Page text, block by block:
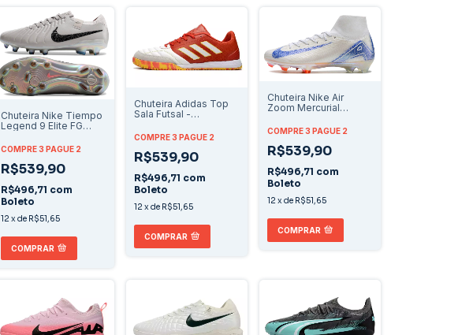
Chuteira Nike Tiempo
Legend 9 Elite FG
COMPRE 3 PAGUE 2
R$539,90
R$496,71 com
Boleto
12 xde R$51,65
COMPRAR
Chuteira Adidas Top
Sala Futsal -
COMPRE 3 PAGUE 2
R$539,90
R$496,71 com
Boleto
12 xde R$51,65
COMPRAR
Chuteira Nike Air
Zoom Mercurial
Campo - Branco/Azul
COMPRE 3 PAGUE 2
R$539,90
R$496,71 com
Boleto
12 xde R$51,65
COMPRAR